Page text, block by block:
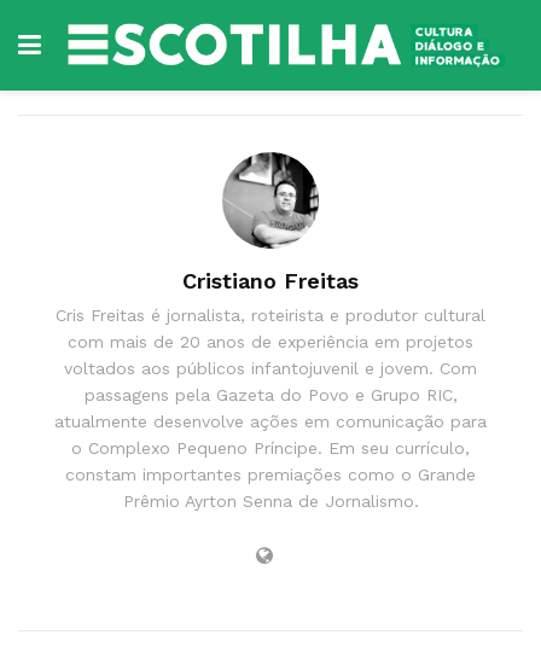
Cristiano Freitas
Cris Freitas é jornalista, roteirista e produtor cultural
com mais de 20 anos de experiência em projetos
voltados aos públicos infantojuvenil e jovem. Com
passagens pela Gazeta do Povo e Grupo RIC,
atualmente desenvolve ações em comunicação para
o Complexo Pequeno Príncipe. Em seu currículo,
constam importantes premiações como o Grande
Prêmio Ayrton Senna de Jornalismo.